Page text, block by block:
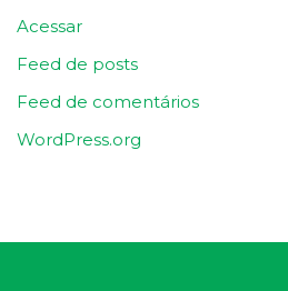
Acessar
Feed de posts
Feed de comentários
WordPress.org